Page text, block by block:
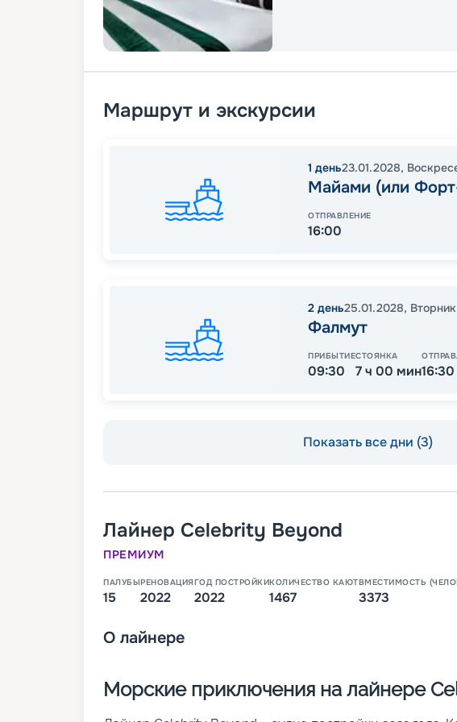
Маршрут и экскурсии
1 день23.01.2028,
Майами (или
ОТПРАВЛЕНИЕ
16:00
2 день25.01.2028, Вторник
Фалмут
ПРИБЫТИЕ
09:30
СТОЯНКА
7 ч 00 мин16:30
Показать все дни (3)
Лайнер Celebrity Beyond
ПРЕМИУМ
ПАЛУБЫ
15
РЕНОВАЦИЯ
2022
ГОД ПОСТРОЙКИ
2022
КОЛИЧЕСТВО КАЮТ
1467
ВМЕСТИМОСТЬ
3373
О лайнере
Морские приключения на лайнере